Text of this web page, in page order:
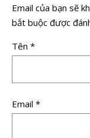
Email của bạn sẽ
bắt buộc được
Tên *
Email *